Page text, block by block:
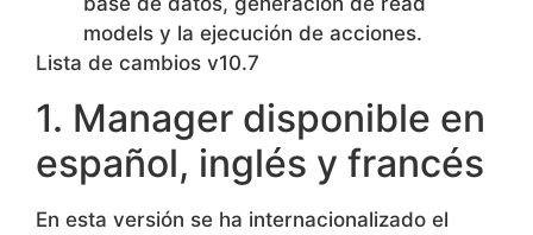
models y la ejecución de acciones.
Lista de cambios v10.7
1. Manager disponible en
español, inglés y francés
En esta versión se ha internacionalizado el